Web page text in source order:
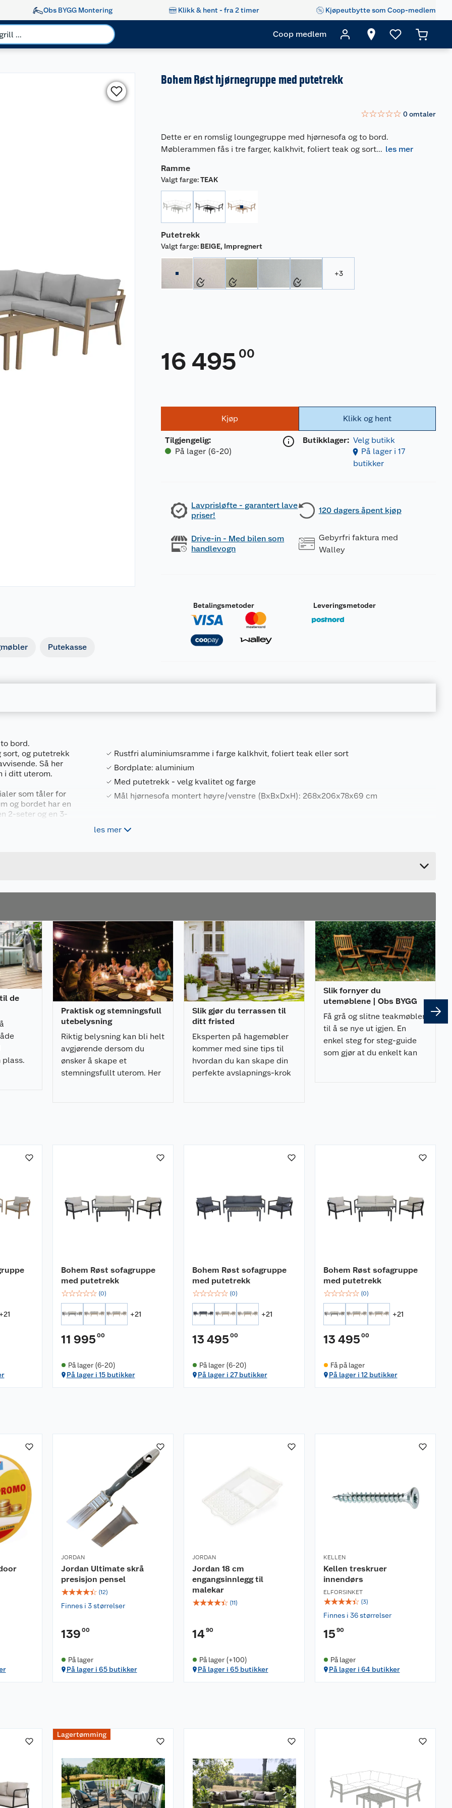
Obs BYGG Montering Klikk & hent - fra 2 timer Kjøpeutbytte som Coop-medlem
Coop medlem
Putekasse
Bohem Røst hjørnegruppe med putetrekk
☆☆☆☆☆ 0omtaler
Dette er en romslig loungegruppe med hjørnesofa og to bord.
Møblerammen fås i tre farger, kalkhvit, foliert teak og sort... les mer
Ramme
Valgt farge:TEAK
Putetrekk
Valgt farge: BEIGE, Impregnert
+3
16 495 00
Kjøp
Tilgjengelig:
På lager (6-20)
Klikk og hent
Butikklager: Velg butikk
På lager i 17
butikker
Lavprisløfte - garantert lave
priser!
120 dagers åpent kjøp
Drive-in - Med bilen som
handlevogn
Gebyrfri faktura med
Walley
Betalingsmetoder Leveringsmetoder
bord.
sort, og putetrekk
Så her
i ditt uterom.
som tåler for
og bordet har en
2-seter og en 3-
belegg) på
kan avvike fra de
i
velge mellom
tykke seteputer,
kalkhvit, sort og
cm
med fuktig
hagemøblene dine
dem. Når
oppbevares tørt og
Rustfri aluminiumsramme i farge kalkhvit, foliert teak eller sort
Bordplate: aluminium
Med putetrekk - velg kvalitet og farge
Mål hjørnesofa montert høyre/venstre (BxBxDxH): 268x206x78x69 cm
les mer
de
Praktisk og stemningsfull
utebelysning
Riktig belysning kan bli helt
avgjørende dersom du
ønsker å skape et
stemningsfullt uterom. Her
Slik gjør du terrassen til
ditt fristed
Eksperten på hagemøbler
kommer med sine tips til
hvordan du kan skape din
perfekte avslapnings-krok
Slik fornyer du
utemøblene | Obs BYGG
Få grå og slitne teakmøbler
til å se nye ut igjen. En
enkel steg for steg-guide
som gjør at du enkelt kan
+21
Bohem Røst sofagruppe
med putetrekk
☆☆☆☆☆ (0)
+21
11 995 00
På lager (6-20)
På lager i 15 butikker
Bohem Røst sofagruppe
med putetrekk
☆☆☆☆☆ (0)
+21
13 495 00
På lager (6-20)
På lager i 27 butikker
Bohem Røst sofagruppe
med putetrekk
☆☆☆☆☆ (0)
+21
13 495 00
Få på lager
På lager i 12 butikker
JORDAN
Jordan Ultimate skrå
presisjon pensel
☆☆☆☆☆ (12)
Finnes i 3 størrelser
139 00
På lager
På lager i 65 butikker
JORDAN
Jordan 18 cm
engangsinnlegg til
malekar
☆☆☆☆☆ (11)
1490
På lager (+100)
På lager i 65 butikker
KELLEN
Kellen treskruer
innendørs
ELFORSINKET
☆☆☆☆☆ (3)
Finnes i 36 størrelser
15 90
På lager
På lager i 64 butikker
Lagertømming